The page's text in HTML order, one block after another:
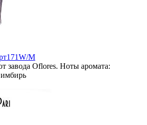
M
завода Oflores. Ноты аромата:
имбирь